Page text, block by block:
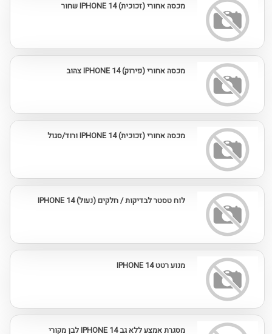
מכסה אחורי (זכוכית) IPHONE 14 שחור
מכסה אחורי (פירוק) IPHONE 14 צהוב
מכסה אחורי (זכוכית) IPHONE 14 ורוד/סגול
לוח טסטר לבדיקות / חלקים (נעול) IPHONE 14
מנוע רטט IPHONE 14
מסגרת אמצע ללא גב IPHONE 14 לבן מקורי